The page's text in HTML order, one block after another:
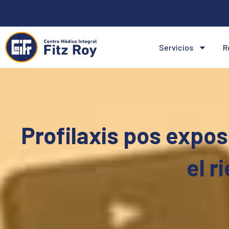
contenido
Servicios
Profilaxis pos
el